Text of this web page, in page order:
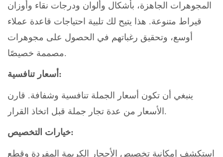
المجوهرات الجاهزة، بأشكال وألوان ودرجات نقاء وأوزان
قيراط متنوعة. هذا يتيح لك تلبية احتياجات قاعدة عملاء
أوسع، وتحقيق رغباتهم في الحصول على مجوهرات
مصممة خصيصًا.
أسعار تنافسية:
ينبغي أن تكون أسعار الجملة تنافسية وشفافة. قارن
الأسعار من عدة تجار جملة قبل اتخاذ القرار.
خيارات التخصيص:
استكشف إمكانية تخصيص الأحجار الكريمة المفردة وقطع